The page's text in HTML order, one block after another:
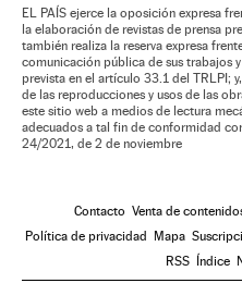
EL PAÍS ejerce la oposición expresa
la elaboración de revistas de prensa
también realiza la reserva expresa
comunicación pública de sus trabajos
prevista en el artículo 33.1 del TRLPI;
de las reproducciones y usos de las
este sitio web a medios de lectura
adecuados a tal fin de conformidad
24/2021, de 2 de noviembre
Contacto Venta de
Política de privacidad Mapa
RSS Índice